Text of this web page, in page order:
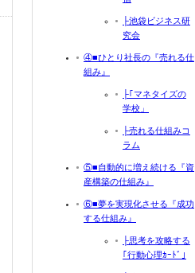
├池袋ビジネス研
究会
④■ひとり社長の『売れる仕
組み』
├｢マネタイズの
学校」
├売れる仕組みコ
ラム
⑤■自動的に増え続ける『資
産構築の仕組み』
⑥■夢を実現化させる『成功
する仕組み』
├思考を攻略する
｢行動心理ｶｰﾄﾞ｣